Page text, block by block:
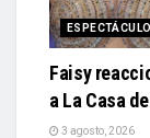
Faisy
a La Casa
3 agosto, 2026